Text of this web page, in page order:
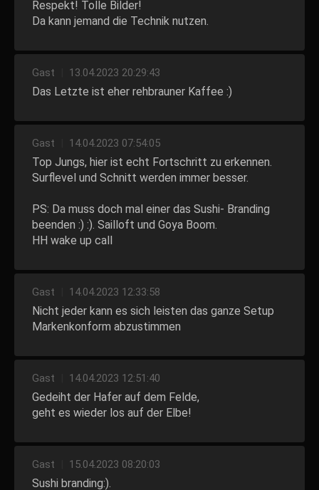
Respekt! Tolle Bilder!
Da kann jemand die Technik nutzen.
Gast 13.04.2023 20:29:43
Das Letzte ist eher rehbrauner Kaffee :)
Gast 14.04.2023 07:54:05
Top Jungs, hier ist echt Fortschritt zu erkennen.
Surflevel und Schnitt werden immer besser.
PS: Da muss doch mal einer das Sushi- Branding
beenden :) :). Sailloft und Goya Boom.
HH wake up call
Gast 14.04.2023 12:33:58
Nicht jeder kann es sich leisten das ganze Setup
Markenkonform abzustimmen
Gast 14.04.2023 12:51:40
Gedeiht der Hafer auf dem Felde,
geht es wieder los auf der Elbe!
Gast 15.04.2023 08:20:03
Sushi branding:).